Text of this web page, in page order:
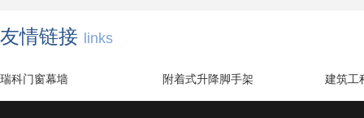
友情链接 links
瑞科门窗幕墙 附着式升降脚手架 建筑工